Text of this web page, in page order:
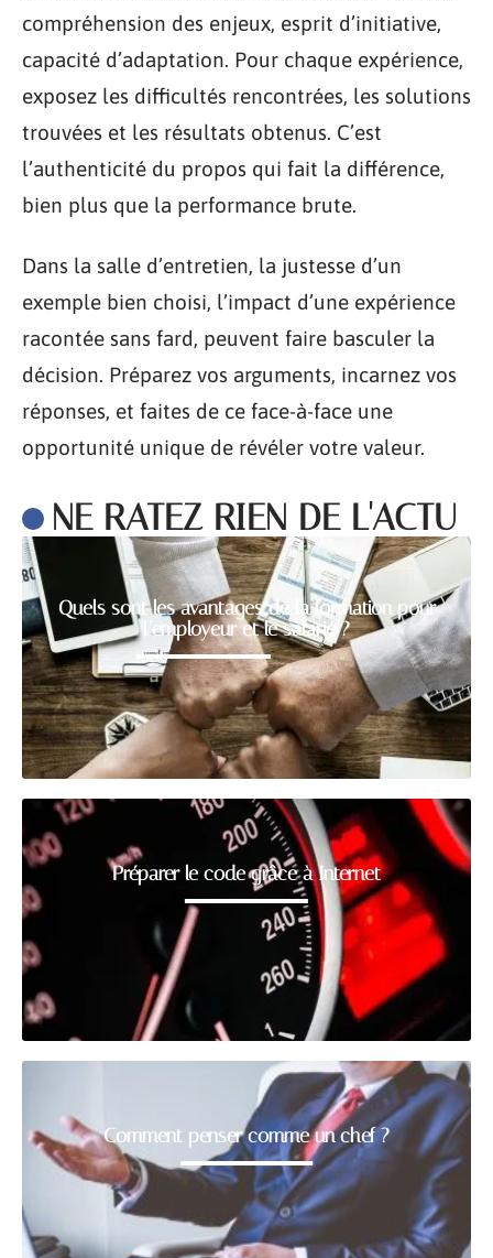
compréhension des enjeux, esprit d’initiative,
capacité d’adaptation. Pour chaque expérience,
exposez les difficultés rencontrées, les solutions
trouvées et les résultats obtenus. C’est
l’authenticité du propos qui fait la différence,
bien plus que la performance brute.
Dans la salle d’entretien, la justesse d’un
exemple bien choisi, l’impact d’une expérience
racontée sans fard, peuvent faire basculer la
décision. Préparez vos arguments, incarnez vos
réponses, et faites de ce face-à-face une
opportunité unique de révéler votre valeur.
NE RATEZ RIEN DE L'ACTU
Quels sont les avantages de la formation pour
l’employeur et le salarié ?
Préparer le code grâce à Internet
Comment penser comme un chef ?